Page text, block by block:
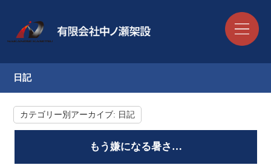
日記
カテゴリー別アーカイブ: 日記
もう嫌になる暑さ…